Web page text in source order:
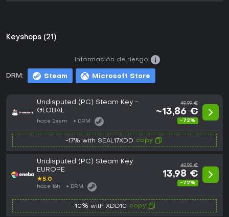
Keyshops (21)
DRM: Steam Microsoft Store
Información de riesgo:
Undisputed (PC) Steam Key -
GLOBAL
hace 2sem DRM:
49,99 €
~13,86 €
-72%
-17% with SEAL17XDD copy
Undisputed (PC) Steam Key
EUROPE
★5.0
hace 16h DRM:
49,99 €
13,98 €
-72%
-10% with XDD10 copy